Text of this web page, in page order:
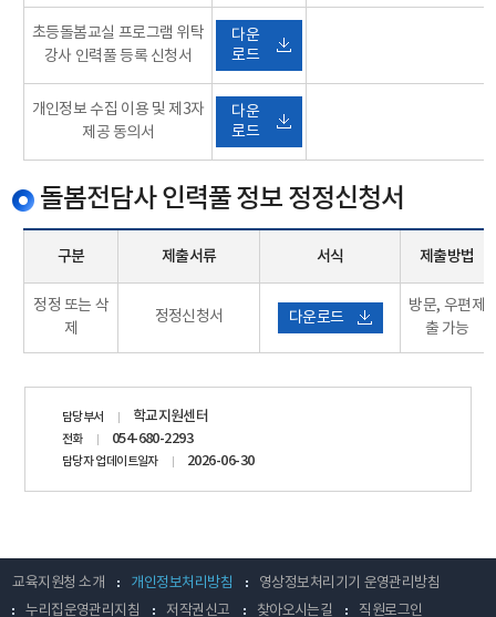
초등돌봄교실 프로그램 위탁
강사 인력풀 등록 신청서
다운
로드
개인정보 수집 이용 및 제3자
제공 동의서
다운
로드
돌봄전담사 인력풀 정보 정정신청서
구분 제출서류 서식 제출방법
정정 또는 삭
제
정정신청서 다운로드
방문, 우편제
출 가능
담당부서 학교지원센터
전화 054-680-2293
담당자 업데이트일자 2026-06-30
교육지원청 소개 개인정보처리방침
영상정보처리기기 운영관리방침
누리집운영관리지침
저작권신고 찾아오시는길 직원로그인